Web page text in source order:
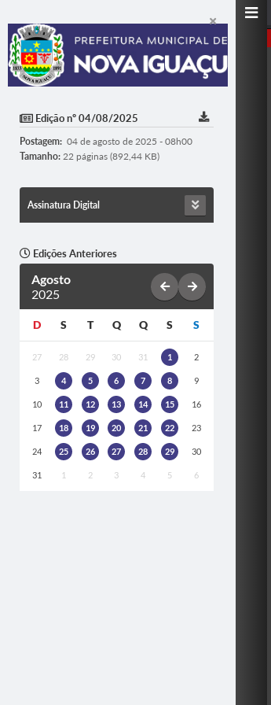
Edição nº 04/08/2025
Postagem: 04 de agosto de 2025 - 08h00
Tamanho: 22 páginas (892,44 KB)
Assinatura Digital
Edições Anteriores
Agosto
2025
D S T Q Q S S
27 28 29 30 31 1 2
3 4 5 6 7 8 9
10 11 12 13 14 15 16
17 18 19 20 21 22 23
24 25 26 27 28 29 30
31 1 2 3 4 5 6